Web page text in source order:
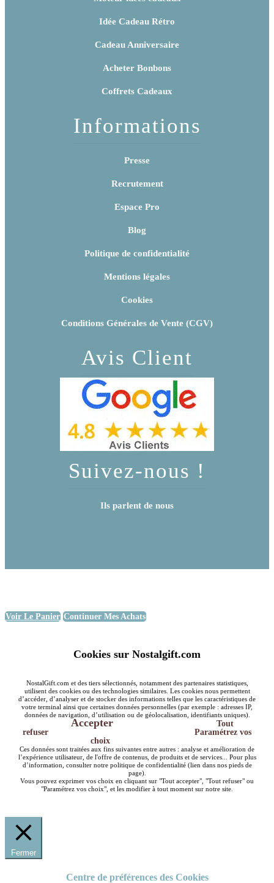
Idée Cadeau Rétro
Cadeau Anniversaire
Acheter Bonbons
Coffrets Cadeaux
Informations
Presse
Recrutement
Espace Pro
Blog
Politique de confidentialité
Mentions légales
Cookies
Conditions Générales de Vente (CGV)
Avis Client
Suivez-nous !
Ils parlent de nous
Voir Le Panier Continuer Mes Achats
Cookies sur Nostalgift.com
NostalGift.com et des tiers sélectionnés, notamment des partenaires statistiques,
utilisent des cookies ou des technologies similaires. Les cookies nous permettent
d’accéder, d’analyser et de stocker des informations telles que les caractéristiques de
votre terminal ainsi que certaines données personnelles (par exemple : adresses IP,
données de navigation, d’utilisation ou de géolocalisation, identifiants uniques).
Accepter
Tout
refuser
Paramétrez vos
choix
Ces données sont traitées aux fins suivantes entre autres : analyse et amélioration de
l’expérience utilisateur, de l'offre de contenus, de produits et de services... Pour plus
d’information, consulter notre politique de confidentialité (lien dans nos pieds de
page).
Vous pouvez exprimer vos choix en cliquant sur "Tout accepter", "Tout refuser" ou
"Paramétrez vos choix", et les modifier à tout moment sur notre site.
Fermer
Centre de préférences des Cookies